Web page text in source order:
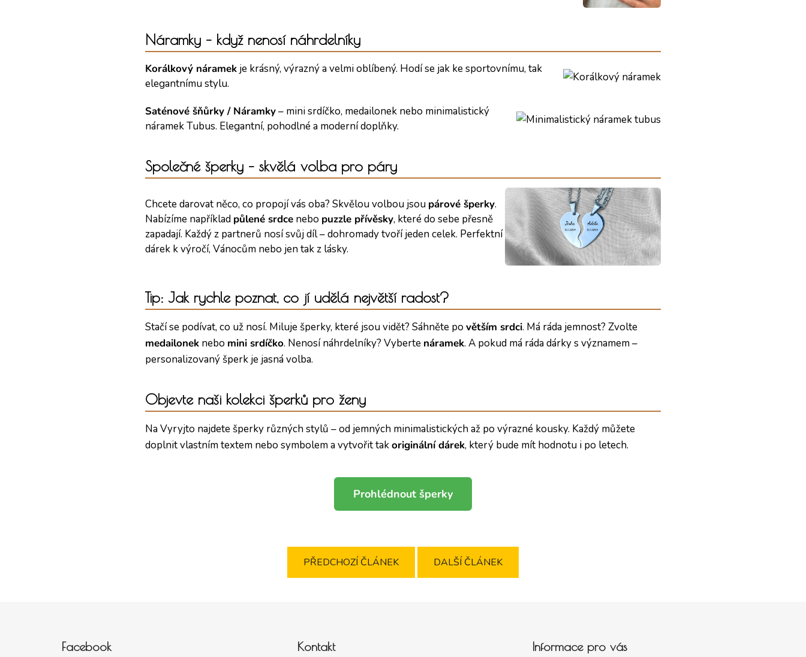
Náramky – když nenosí náhrdelníky
Korálkový náramek je krásný, výrazný a velmi oblíbený. Hodí se jak ke sportovnímu, tak
elegantnímu stylu.
Saténové šňůrky / Náramky– mini srdíčko, medailonek nebo minimalistický
náramek Tubus. Elegantní, pohodlné a moderní doplňky.
Společné šperky – skvělá volba pro páry
Chcete darovat něco, co propojí vás oba? Skvělou volbou jsou párové šperky.
Nabízíme například půlené srdce nebo puzzle přívěsky, které do sebe přesně
zapadají. Každý z partnerů nosí svůj díl – dohromady tvoří jeden celek. Perfektní
dárek k výročí, Vánocům nebo jen tak z lásky.
Tip: Jak rychle poznat, co jí udělá největší radost?
Stačí se podívat, co už nosí. Miluje šperky, které jsou vidět? Sáhněte po větším srdci. Má ráda jemnost? Zvolte
medailonek nebo mini srdíčko. Nenosí náhrdelníky? Vyberte náramek. A pokud má ráda dárky s významem –
personalizovaný šperk je jasná volba.
Objevte naši kolekci šperků pro ženy
Na Vyryjto najdete šperky různých stylů – od jemných minimalistických až po výrazné kousky. Každý můžete
doplnit vlastním textem nebo symbolem a vytvořit takoriginální dárek, který bude mít hodnotu i po letech.
Prohlédnout šperky
PŘEDCHOZÍ ČLÁNEK DALŠÍ ČLÁNEK
Facebook Kontakt Informace pro vás